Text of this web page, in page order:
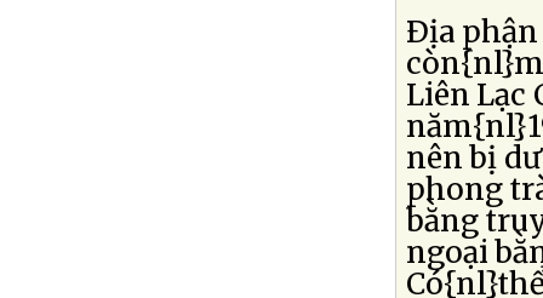
Ðịa phận
Liên Lạc
nên bị
phong
bằng
ngoại